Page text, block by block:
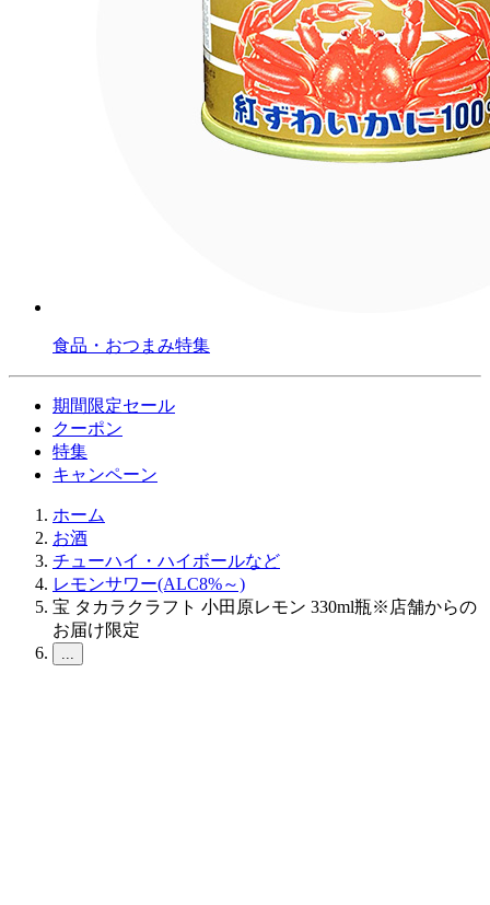
食品・おつまみ特集
期間限定セール
クーポン
特集
キャンペーン
ホーム
お酒
チューハイ・ハイボールなど
レモンサワー(ALC8%～)
宝 タカラクラフト 小田原レモン 330ml瓶※店舗からの
お届け限定
...